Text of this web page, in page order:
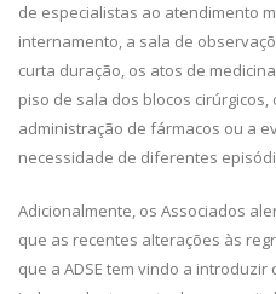
de especialistas ao atendimento
internamento, a sala de
curta duração, os atos de
piso de sala dos blocos
administração de fármacos ou a
necessidade de diferentes
Adicionalmente, os Associados
que as recentes alterações às
que a ADSE tem vindo a